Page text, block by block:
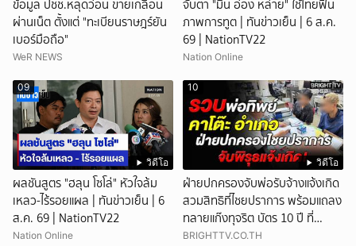
ข้อมูล ปชช.หลุดว่อน ขายเกลื่อน
ผ่านเน็ต ตั้งแต่ "ทะเบียนราษฎร์ยัน
เบอร์มือถือ"
WeR NEWS
จับตา "มิน อ่อง หล่าย" ใช้ไทยฟื้น
ภาพการทูต | ทันข่าวเย็น | 6 ส.ค.
69 | NationTV22
Nation Online
วิดีโอ
09
ผลชันสูตร "ฮลุน โซโล่" หัวใจล้ม
เหลว-ไร้รอยแผล | ทันข่าวเย็น | 6
ส.ค. 69 | NationTV22
Nation Online
วิดีโอ
10
ฝ่ายปกครองจับพ่อรับจ้างแจ้งเกิด
สวมสิทธิที่ไชยปราการ พร้อมแถลง
ทลายแก๊งทุจริต บัตร 10 ปี ที่
แม่สอด
BRIGHTTV.CO.TH